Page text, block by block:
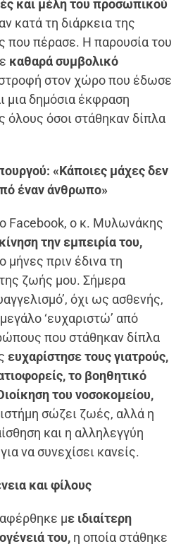
και μέλη του προσωπικού
κατά τη διάρκεια της
που πέρασε. Η παρουσία του
καθαρά συμβολικό
στον χώρο που έδωσε
μια δημόσια έκφραση
όσοι στάθηκαν δίπλα
«Κάποιες μάχες δεν
έναν άνθρωπο»
Facebook, ο κ. Μυλωνάκης
την εμπειρία του,
μήνες πριν έδινα τη
ζωής μου. Σήμερα
όχι ως ασθενής,
‘ευχαριστώ’ από
που στάθηκαν δίπλα
ευχαρίστησε τους γιατρούς,
το βοηθητικό
του νοσοκομείου,
σώζει ζωές, αλλά η
και η αλληλεγγύη
να συνεχίσει κανείς.
και φίλους
με ιδιαίτερη
του, η οποία στάθηκε